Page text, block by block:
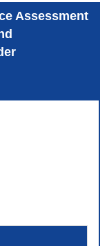
Assessment